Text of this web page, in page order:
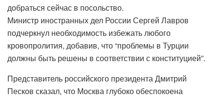
добраться сейчас в посольство.
Министр иностранных дел России Сергей Лавров
подчеркнул необходимость избежать любого
кровопролития, добавив, что “проблемы в Турции
должны быть решены в соответствии с конституцией”.
Представитель российского президента Дмитрий
Песков сказал, что Москва глубоко обеспокоена